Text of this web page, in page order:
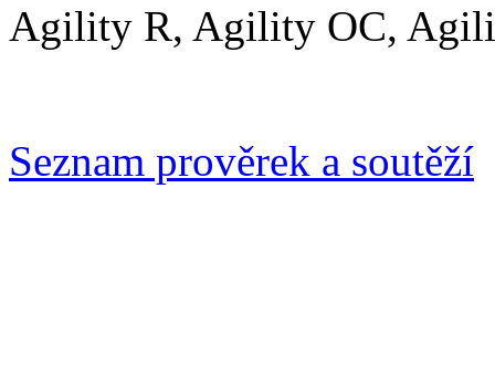
Agility R, Agility OC,
Seznam prověrek a soutěží